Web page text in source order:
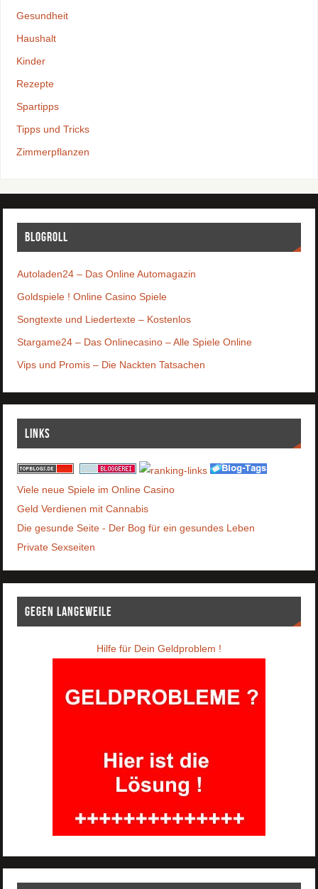
Gesundheit
Haushalt
Kinder
Rezepte
Spartipps
Tipps und Tricks
Zimmerpflanzen
Blogroll
Autoladen24 – Das Online Automagazin
Goldspiele ! Online Casino Spiele
Songtexte und Liedertexte – Kostenlos
Stargame24 – Das Onlinecasino – Alle Spiele Online
Vips und Promis – Die Nackten Tatsachen
Links
Viele neue Spiele im Online Casino
Geld Verdienen mit Cannabis
Die gesunde Seite - Der Bog für ein gesundes Leben
Private Sexseiten
Gegen Langeweile
Hilfe für Dein Geldproblem !